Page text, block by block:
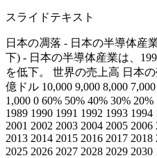
スライドテキスト
日本の凋落 - 日本の半導体産
下) - 日本の半導体産業は、
を低下。 世界の売上高 日本
億ドル 10,000 9,000 8,000
1,000 0 60% 50% 40% 30%
1989 1990 1991 1992 1993
2001 2002 2003 2004 2005
2013 2014 2015 2016 2017
2025 2026 2027 2028 2029